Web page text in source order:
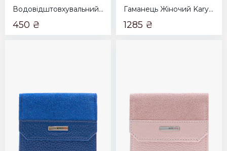
Водовідштовхувальний спрей Coccine прозорий nano strong protection 400мл
450 ₴
Гаманець Жіночий Karya чорний
1285 ₴